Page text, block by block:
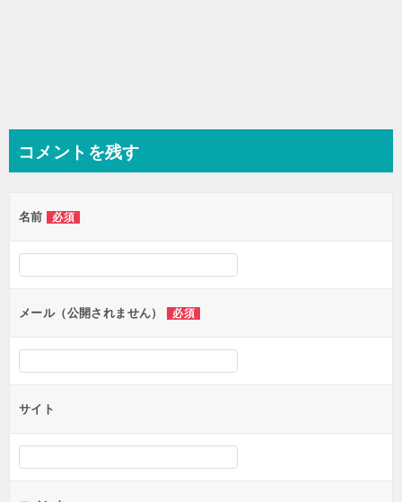
コメントを残す
名前 必須
メール（公開されません） 必須
サイト